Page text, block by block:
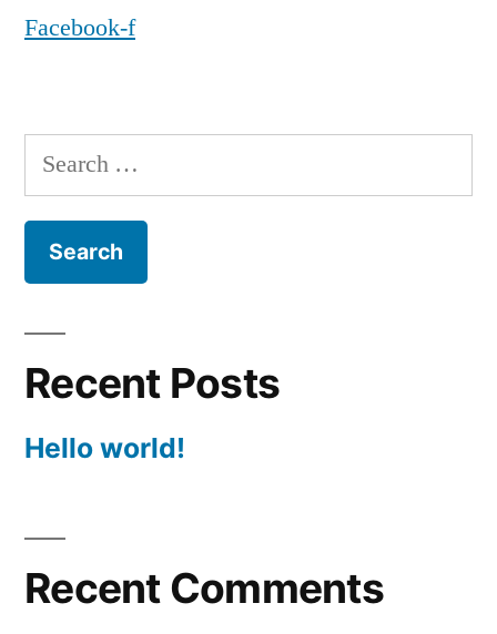
Facebook-f
Search
for:
Recent Posts
Hello world!
Recent Comments